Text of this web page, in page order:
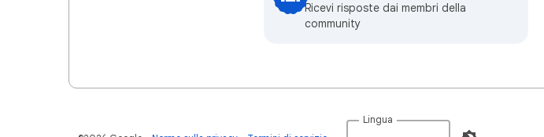
Ricevi risposte dai membri della
community
Lingua